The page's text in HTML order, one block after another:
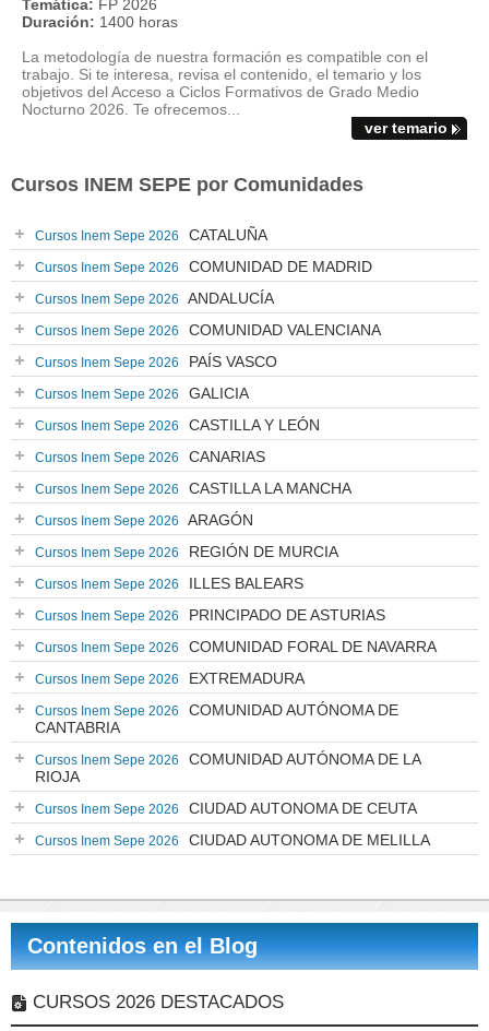
Temática: FP 2026
Duración: 1400 horas
La metodología de nuestra formación es compatible con el
trabajo. Si te interesa, revisa el contenido, el temario y los
objetivos del Acceso a Ciclos Formativos de Grado Medio
Nocturno 2026. Te ofrecemos...
ver temario
Cursos INEM SEPE por Comunidades
Cursos Inem Sepe 2026 CATALUÑA
Cursos Inem Sepe 2026 COMUNIDAD DE MADRID
Cursos Inem Sepe 2026 ANDALUCÍA
Cursos Inem Sepe 2026 COMUNIDAD VALENCIANA
Cursos Inem Sepe 2026 PAÍS VASCO
Cursos Inem Sepe 2026 GALICIA
Cursos Inem Sepe 2026 CASTILLA Y LEÓN
Cursos Inem Sepe 2026 CANARIAS
Cursos Inem Sepe 2026 CASTILLA LA MANCHA
Cursos Inem Sepe 2026 ARAGÓN
Cursos Inem Sepe 2026 REGIÓN DE MURCIA
Cursos Inem Sepe 2026 ILLES BALEARS
Cursos Inem Sepe 2026 PRINCIPADO DE ASTURIAS
Cursos Inem Sepe 2026 COMUNIDAD FORAL DE NAVARRA
Cursos Inem Sepe 2026 EXTREMADURA
Cursos Inem Sepe 2026
COMUNIDAD AUTÓNOMA DE
CANTABRIA
Cursos Inem Sepe 2026
COMUNIDAD AUTÓNOMA DE LA
RIOJA
Cursos Inem Sepe 2026 CIUDAD AUTONOMA DE CEUTA
Cursos Inem Sepe 2026 CIUDAD AUTONOMA DE MELILLA
Contenidos en el Blog
CURSOS 2026 DESTACADOS